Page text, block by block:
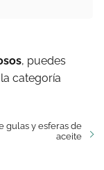
, puedes
categoría
gulas y esferas de
aceite